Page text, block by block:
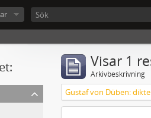
Visar 1
Arkivbeskrivning
Gustaf von Düben: